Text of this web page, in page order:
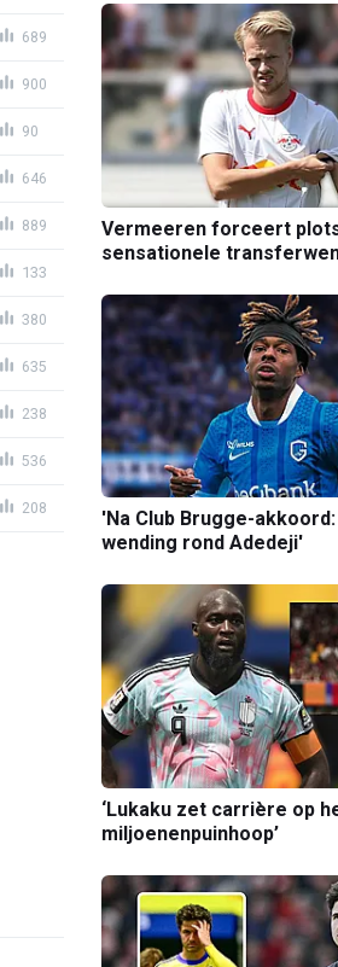
689
900
90
646
889
133
380
635
238
536
208
Vermeeren forceert
sensationele
'Na Club Brugge-
wending rond Adedeji'
‘Lukaku zet carrière op
miljoenenpuinhoop’